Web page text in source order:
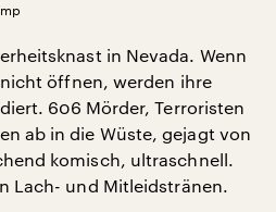
in Nevada. Wenn
öffnen, werden ihre
606 Mörder, Terroristen
ab in die Wüste, gejagt von
komisch, ultraschnell.
Lach- und Mitleidstränen.